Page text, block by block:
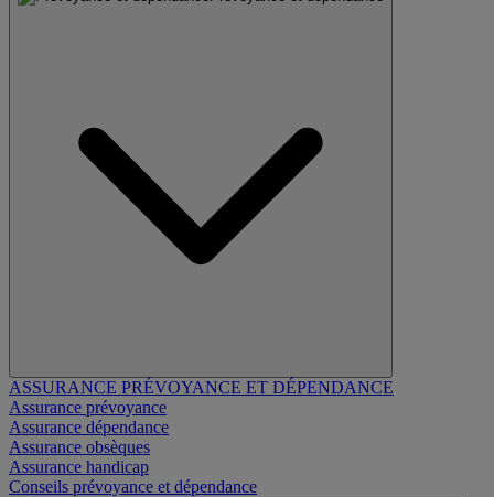
ASSURANCE PRÉVOYANCE ET DÉPENDANCE
Assurance prévoyance
Assurance dépendance
Assurance obsèques
Assurance handicap
Conseils prévoyance et dépendance